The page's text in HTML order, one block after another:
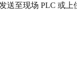
送至现场 PLC 或上